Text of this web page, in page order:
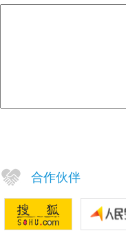
合作伙伴